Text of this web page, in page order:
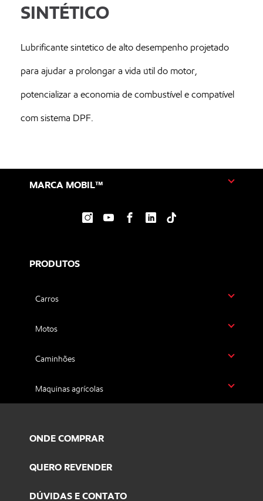
SINTÉTICO
Lubrificante sintético de alto desempenho projetado
para ajudar a prolongar a vida útil do motor,
potencializar a economia de combustível e compatível
com sistema DPF.
PRODUTOS
Carros
Motos
Caminhões
Máquinas agrícolas
MARCA MOBIL™
ONDE COMPRAR
QUERO REVENDER
DÚVIDAS E CONTATO